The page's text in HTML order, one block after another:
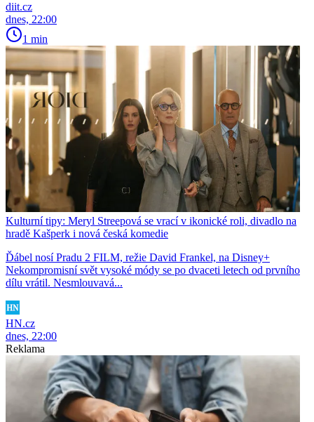
diit.cz
dnes, 22:00
1 min
Kulturní tipy: Meryl Streepová se vrací v ikonické roli, divadlo na
hradě Kašperk i nová česká komedie
Ďábel nosí Pradu 2 FILM, režie David Frankel, na Disney+
Nekompromisní svět vysoké módy se po dvaceti letech od prvního
dílu vrátil. Nesmlouvavá...
HN.cz
dnes, 22:00
Reklama